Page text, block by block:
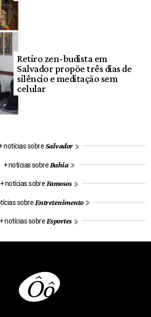
Retiro zen-budista em
Salvador propõe três dias de
silêncio e meditação sem
celular
notícias sobreSalvador
+ notícias sobre Bahia
+ notícias sobre Famosos
sobre Entretenimento
+ notícias sobre Esportes